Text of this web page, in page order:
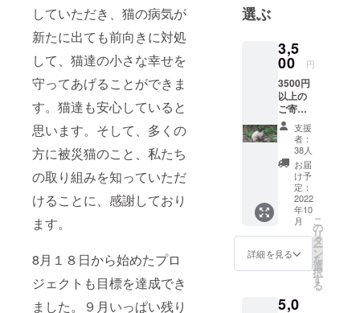
していただき、猫の病気が
新たに出ても前向きに対処
して、猫達の小さな幸せを
守ってあげることができま
す。猫達も安心していると
思います。そして、多くの
方に被災猫のこと、私たち
の取り組みを知っていただ
けることに、感謝しており
ます。
8月１８日から始めたプロ
ジェクトも目標を達成でき
ました。９月いっぱい残り
選ぶ
3,5
00 円
3500円
以上の
ご寄付:
所得税
控除の
受けら
れる、
寄付金
受領証
明書 郵
送。 （
寄付金
受領証
明書：
所得税
で申告
個人名
支援
者：
38人
お届
け予
定：
2022
年10
月
詳細を見る
こ
の
リ
タ
ー
ン
を
選
択
す
る
5,0